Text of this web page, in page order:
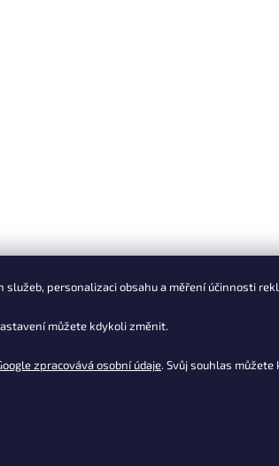
personalizaci obsahu a měření účinnosti
můžete kdykoli změnit.
zpracovává osobní údaje. Svůj souhlas můžete